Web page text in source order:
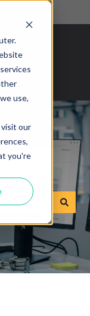
use,
our
you're